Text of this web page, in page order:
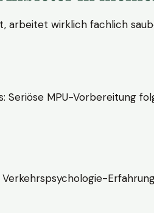
arbeitet wirklich fachlich
Seriöse MPU-Vorbereitung